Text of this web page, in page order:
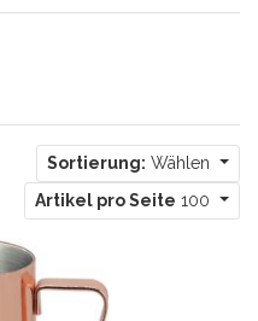
Sortierung: Wählen
Artikel pro Seite 100